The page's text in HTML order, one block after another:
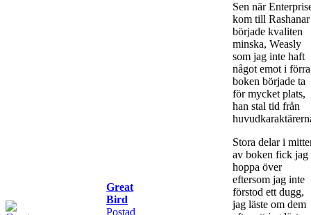
Great
Bird
Postad
Sen när
kom till Rashanar
började kvaliten
minska, Weasly
som jag inte haft
något emot i förra
boken började ta
för mycket plats,
han stal tid från
Stora delar i
av boken fick jag
hoppa över
eftersom jag inte
förstod ett dugg,
jag läste om dem